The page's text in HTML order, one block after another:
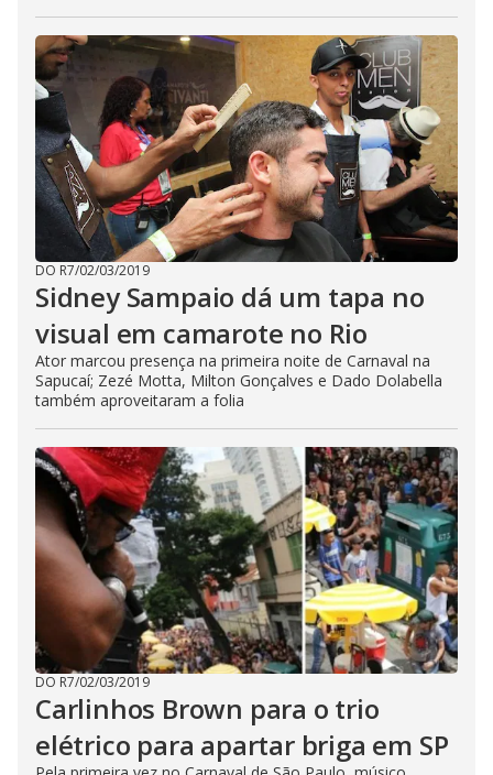
DO R7/02/03/2019
Sidney Sampaio dá um tapa no
visual em camarote no Rio
Ator marcou presença na primeira noite de Carnaval na
Sapucaí; Zezé Motta, Milton Gonçalves e Dado Dolabella
também aproveitaram a folia
DO R7/02/03/2019
Carlinhos Brown para o trio
elétrico para apartar briga em SP